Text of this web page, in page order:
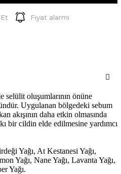
Fiyat alarmı
selülit oluşumlarının önüne
Uygulanan bölgedeki sebum
akışının daha etkin olmasında
bir cildin elde edilmesine yardımcı
Yağı, At Kestanesi Yağı,
Yağı, Nane Yağı, Lavanta Yağı,
Yağı.